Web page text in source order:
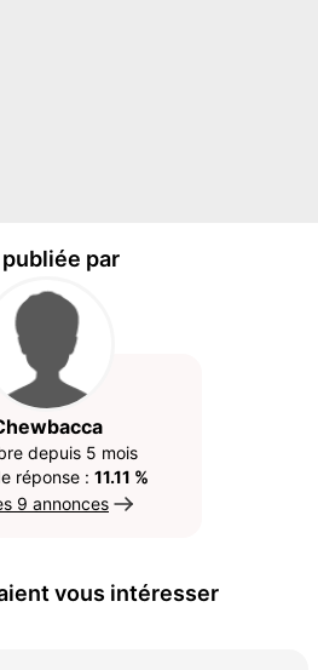
par
depuis 5 mois
réponse : 11.11 %
9 annonces
vous intéresser